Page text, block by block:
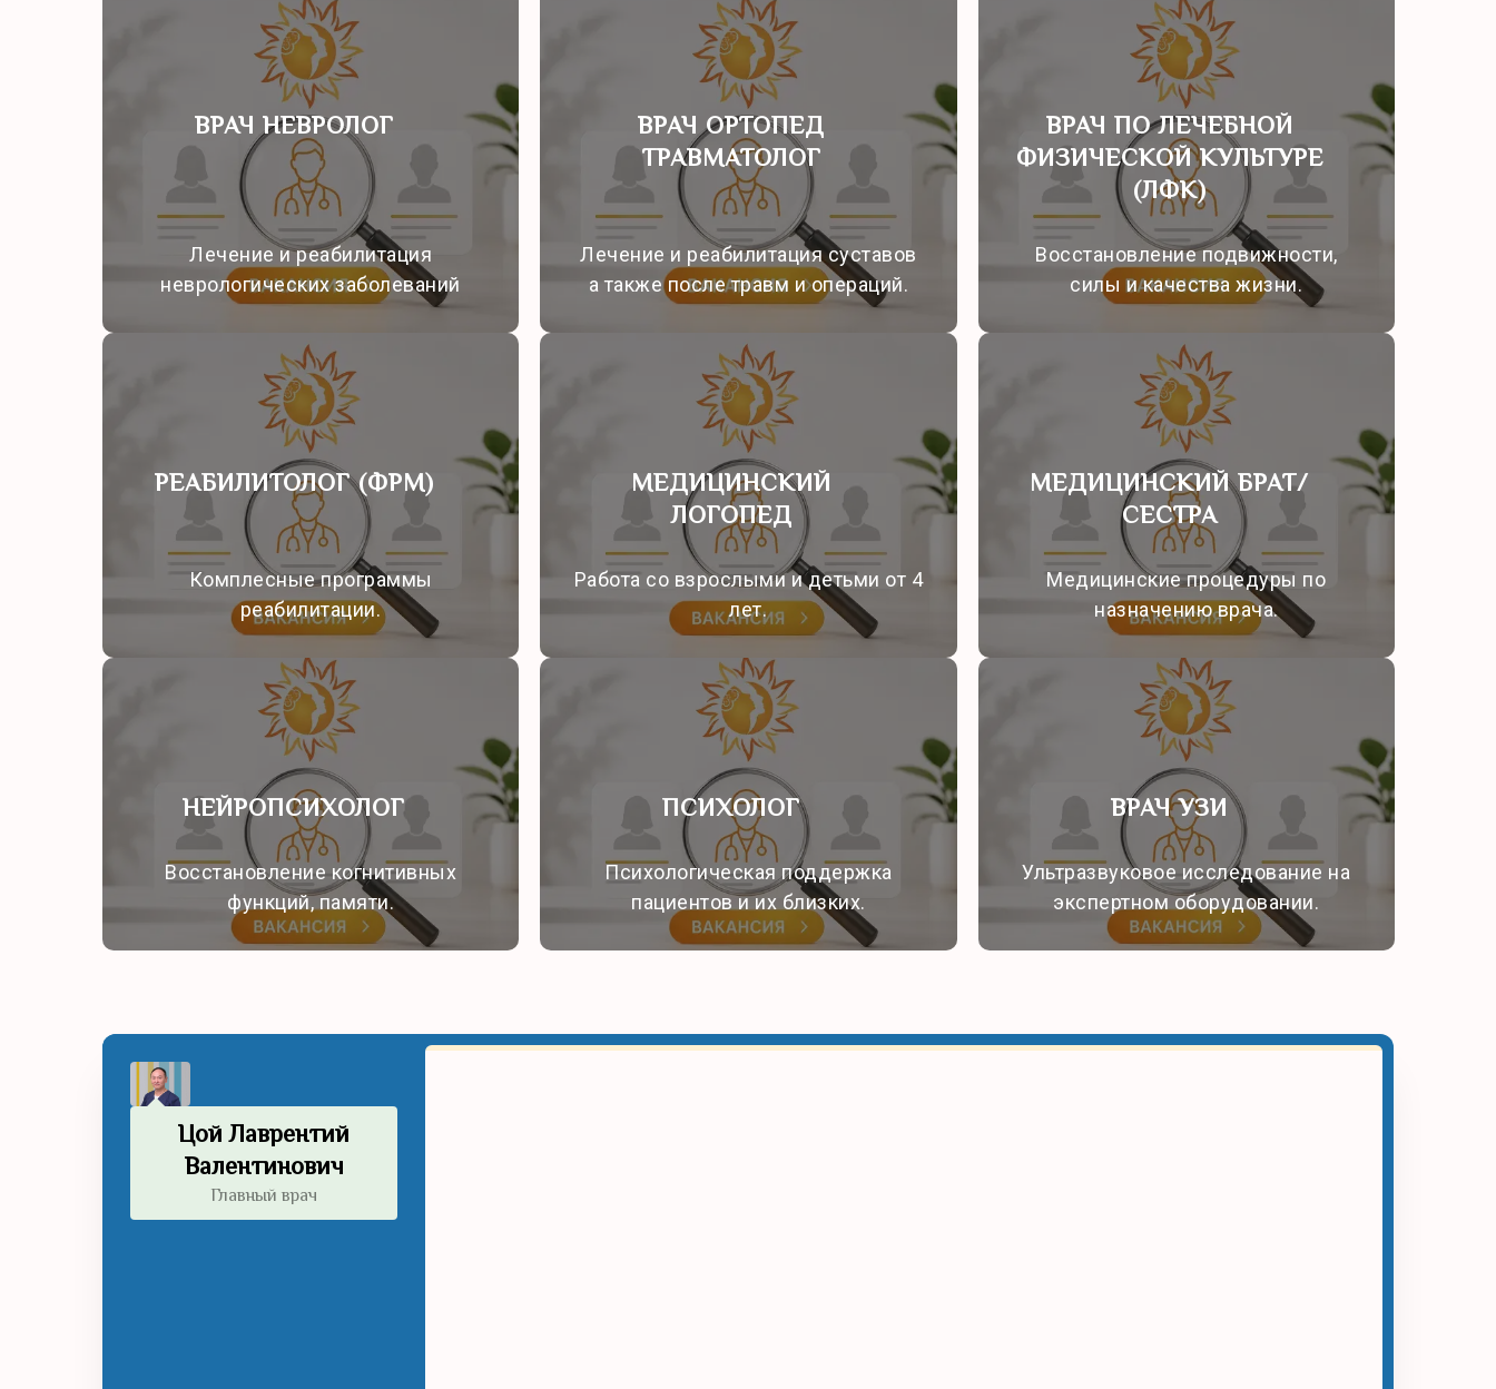
ВРАЧ НЕВРОЛОГ
Лечение и реабилитация
неврологических заболеваний
ВРАЧ ОРТОПЕД
ТРАВМАТОЛОГ
Лечение и реабилитация суставов
а также после травм и операций.
ВРАЧ ПО ЛЕЧЕБНОЙ
ФИЗИЧЕСКОЙ КУЛЬТУРЕ
(ЛФК)
Восстановление подвижности,
силы и качества жизни.
РЕАБИЛИТОЛОГ (ФРМ)
Комплесные программы
реабилитации.
МЕДИЦИНСКИЙ
ЛОГОПЕД
Работа со взрослыми и детьми от 4
лет.
МЕДИЦИНСКИЙ БРАТ/
СЕСТРА
Медицинские процедуры по
назначению врача.
НЕЙРОПСИХОЛОГ
Восстановление когнитивных
функций, памяти.
ПСИХОЛОГ
Психологическая поддержка
пациентов и их близких.
ВРАЧ УЗИ
Ультразвуковое исследование на
экспертном оборудовании.
Цой Лаврентий
Валентинович
Главный врач